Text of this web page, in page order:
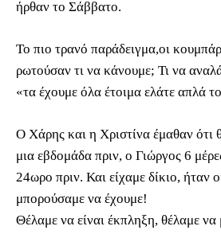
ήρθαν το Σάββατο.
Το πιο τρανό παράδειγμα,οι
ρωτούσαν τι να κάνουμε; Τι να
«τα έχουμε όλα έτοιμα ελάτε απλά
Ο Χάρης και η Χριστίνα έμαθαν ότι
μια εβδομάδα πριν, ο Γιώργος 6
24ωρο πριν. Και είχαμε δίκιο, ήταν
μπορούσαμε να έχουμε!
Θέλαμε να είναι έκπληξη, θέλαμε να